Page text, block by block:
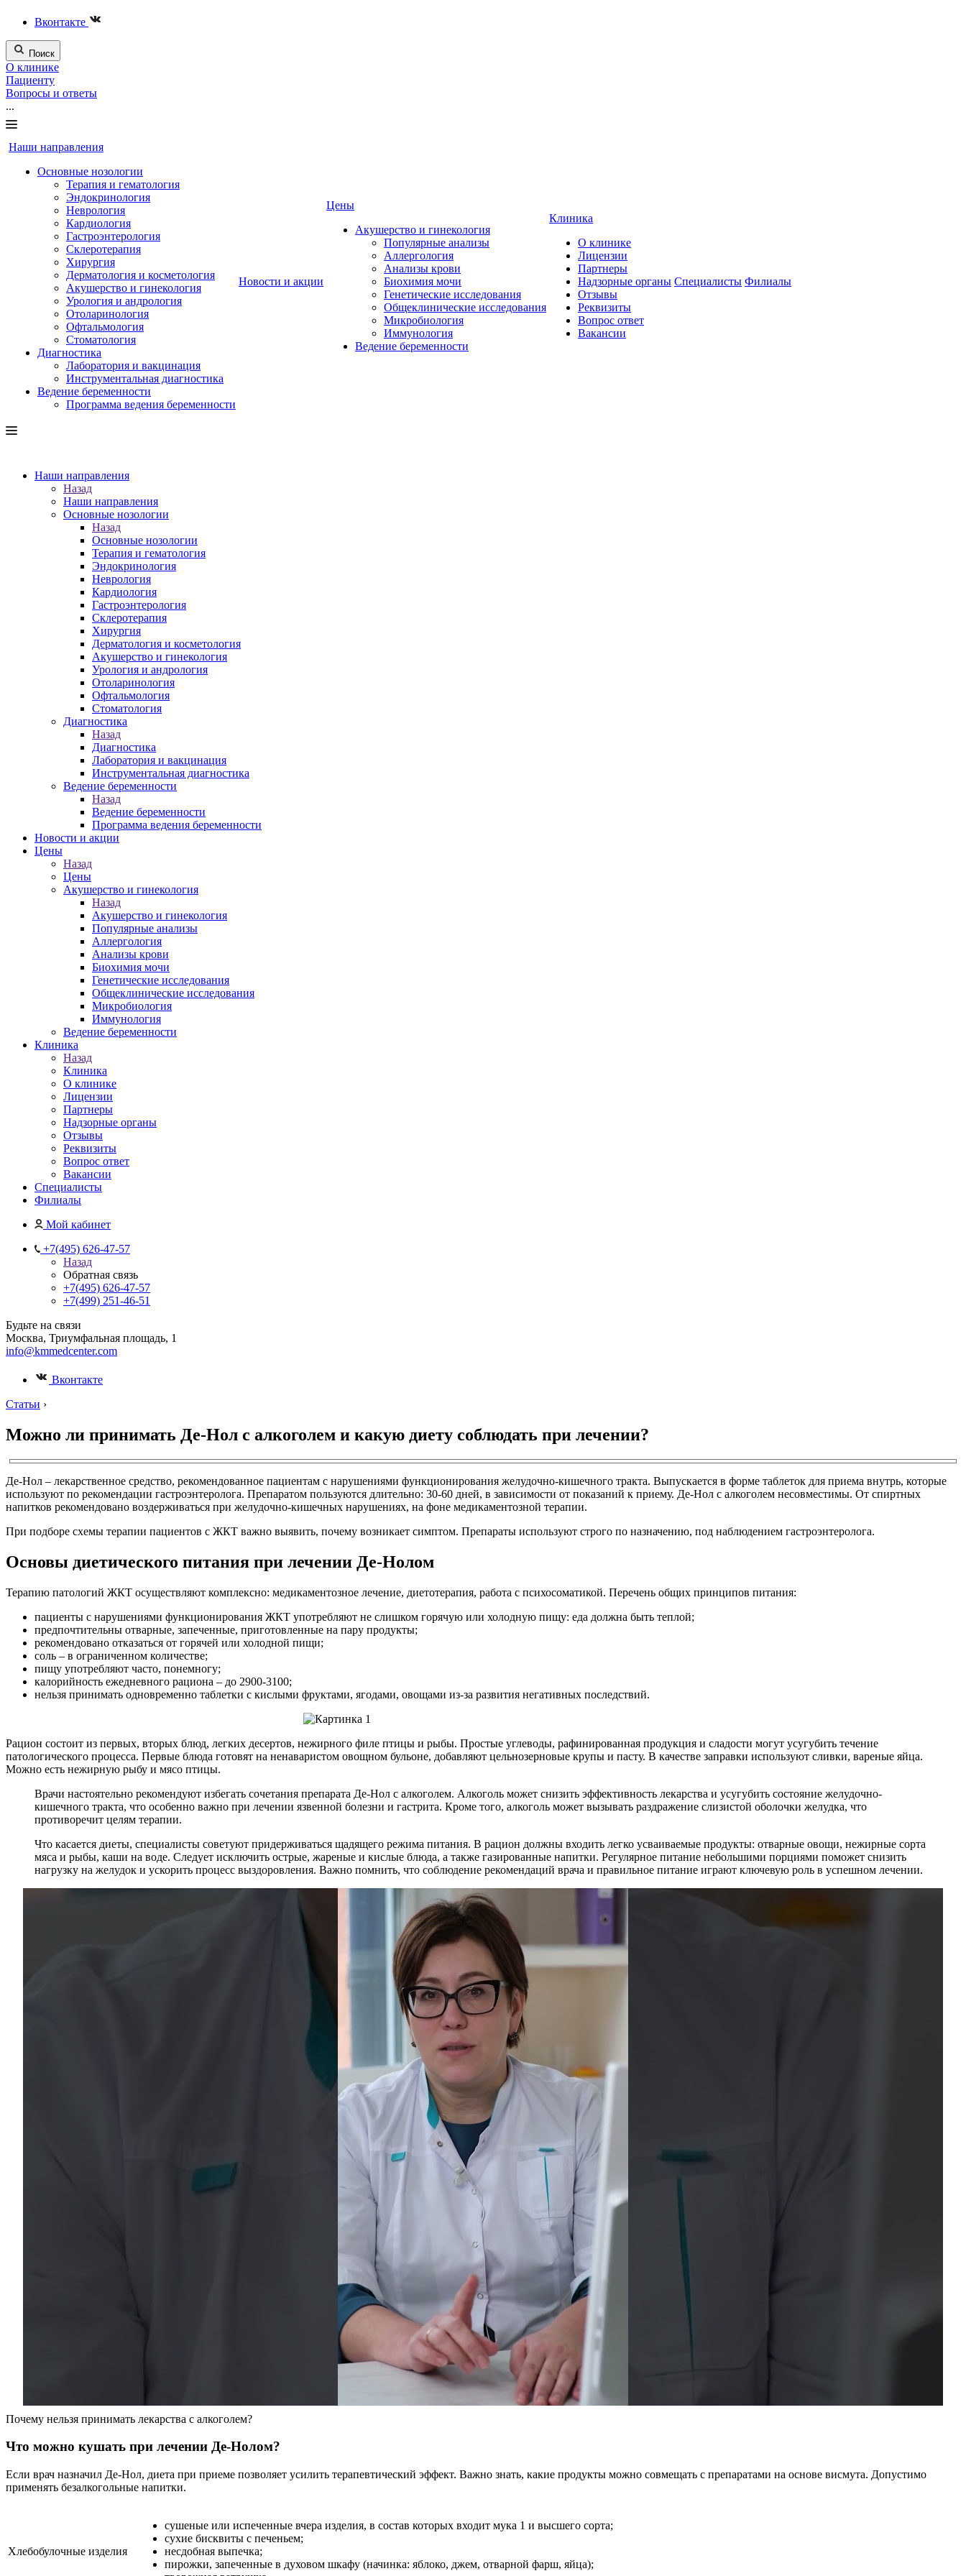
Вконтакте
Поиск
О клинике
Пациенту
Вопросы и ответы
...
Наши направления
Основные нозологии
Терапия и гематология
Эндокринология
Неврология
Кардиология
Гастроэнтерология
Склеротерапия
Хирургия
Дерматология и косметология
Акушерство и гинекология
Урология и андрология
Отоларинология
Офтальмология
Стоматология
Диагностика
Лаборатория и вакцинация
Инструментальная диагностика
Ведение беременности
Программа ведения беременности
Новости и акции
Цены
Акушерство и гинекология
Популярные анализы
Аллергология
Анализы крови
Биохимия мочи
Генетические исследования
Общеклинические исследования
Микробиология
Иммунология
Ведение беременности
Клиника
О клинике
Лицензии
Партнеры
Надзорные органы
Отзывы
Реквизиты
Вопрос ответ
Вакансии
Специалисты Филиалы
Наши направления
Назад
Наши направления
Основные нозологии
Назад
Основные нозологии
Терапия и гематология
Эндокринология
Неврология
Кардиология
Гастроэнтерология
Склеротерапия
Хирургия
Дерматология и косметология
Акушерство и гинекология
Урология и андрология
Отоларинология
Офтальмология
Стоматология
Диагностика
Назад
Диагностика
Лаборатория и вакцинация
Инструментальная диагностика
Ведение беременности
Назад
Ведение беременности
Программа ведения беременности
Новости и акции
Цены
Назад
Цены
Акушерство и гинекология
Назад
Акушерство и гинекология
Популярные анализы
Аллергология
Анализы крови
Биохимия мочи
Генетические исследования
Общеклинические исследования
Микробиология
Иммунология
Ведение беременности
Клиника
Назад
Клиника
О клинике
Лицензии
Партнеры
Надзорные органы
Отзывы
Реквизиты
Вопрос ответ
Вакансии
Специалисты
Филиалы
Мой кабинет
+7(495) 626-47-57
Назад
Обратная связь
+7(495) 626-47-57
+7(499) 251-46-51
Будьте на связи
Москва, Триумфальная площадь, 1
info@kmmedcenter.com
Вконтакте
Статьи ›
Можно ли принимать Де-Нол с алкоголем и какую диету соблюдать при лечении?
Де-Нол – лекарственное средство, рекомендованное пациентам с нарушениями функционирования желудочно-кишечного тракта. Выпускается в форме таблеток для приема внутрь, которые
используют по рекомендации гастроэнтеролога. Препаратом пользуются длительно: 30-60 дней, в зависимости от показаний к приему. Де-Нол с алкоголем несовместимы. От спиртных
напитков рекомендовано воздерживаться при желудочно-кишечных нарушениях, на фоне медикаментозной терапии.
При подборе схемы терапии пациентов с ЖКТ важно выявить, почему возникает симптом. Препараты используют строго по назначению, под наблюдением гастроэнтеролога.
Основы диетического питания при лечении Де-Нолом
Терапию патологий ЖКТ осуществляют комплексно: медикаментозное лечение, диетотерапия, работа с психосоматикой. Перечень общих принципов питания:
пациенты с нарушениями функционирования ЖКТ употребляют не слишком горячую или холодную пищу: еда должна быть теплой;
предпочтительны отварные, запеченные, приготовленные на пару продукты;
рекомендовано отказаться от горячей или холодной пищи;
соль – в ограниченном количестве;
пищу употребляют часто, понемногу;
калорийность ежедневного рациона – до 2900-3100;
нельзя принимать одновременно таблетки с кислыми фруктами, ягодами, овощами из-за развития негативных последствий.
Рацион состоит из первых, вторых блюд, легких десертов, нежирного филе птицы и рыбы. Простые углеводы, рафинированная продукция и сладости могут усугубить течение
патологического процесса. Первые блюда готовят на ненаваристом овощном бульоне, добавляют цельнозерновые крупы и пасту. В качестве заправки используют сливки, вареные яйца.
Можно есть нежирную рыбу и мясо птицы.
Врачи настоятельно рекомендуют избегать сочетания препарата Де-Нол с алкоголем. Алкоголь может снизить эффективность лекарства и усугубить состояние желудочно-
кишечного тракта, что особенно важно при лечении язвенной болезни и гастрита. Кроме того, алкоголь может вызывать раздражение слизистой оболочки желудка, что
противоречит целям терапии.
Что касается диеты, специалисты советуют придерживаться щадящего режима питания. В рацион должны входить легко усваиваемые продукты: отварные овощи, нежирные сорта
мяса и рыбы, каши на воде. Следует исключить острые, жареные и кислые блюда, а также газированные напитки. Регулярное питание небольшими порциями поможет снизить
нагрузку на желудок и ускорить процесс выздоровления. Важно помнить, что соблюдение рекомендаций врача и правильное питание играют ключевую роль в успешном лечении.
Почему нельзя принимать лекарства с алкоголем?
Что можно кушать при лечении Де-Нолом?
Если врач назначил Де-Нол, диета при приеме позволяет усилить терапевтический эффект. Важно знать, какие продукты можно совмещать с препаратами на основе висмута. Допустимо
применять безалкогольные напитки.
Хлебобулочные изделия
сушеные или испеченные вчера изделия, в состав которых входит мука 1 и высшего сорта;
сухие бисквиты с печеньем;
несдобная выпечка;
пирожки, запеченные в духовом шкафу (начинка: яблоко, джем, отварной фарш, яйца);